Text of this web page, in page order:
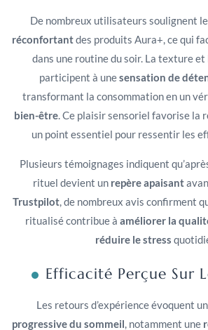
De nombreux utilisateurs soulignent le
réconfortantdes produits Aura+, ce qui
dans une routine du soir. La texture et
participent à unesensation de
transformant la consommation en un
bien-être. Ce plaisir sensoriel favorise la
un point essentiel pour ressentir les
Plusieurs témoignages indiquent
rituel devient un repère apaisant
Trustpilot, de nombreux avis confirment
ritualisé contribue à améliorer la
réduire le stress
Efficacité Perçue Sur
Les retours d’expérience évoquent
progressive du sommeil, notamment une